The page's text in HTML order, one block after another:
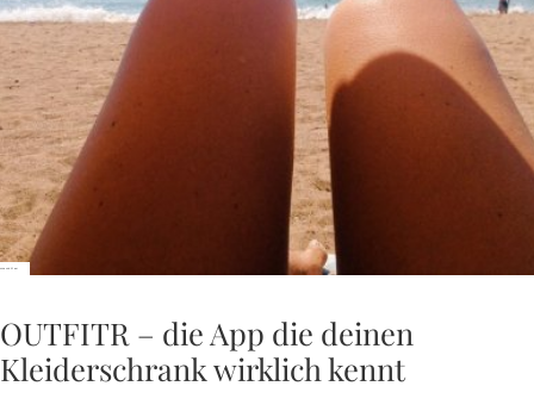
und Meer
OUTFITR – die App die deinen
Kleiderschrank wirklich kennt